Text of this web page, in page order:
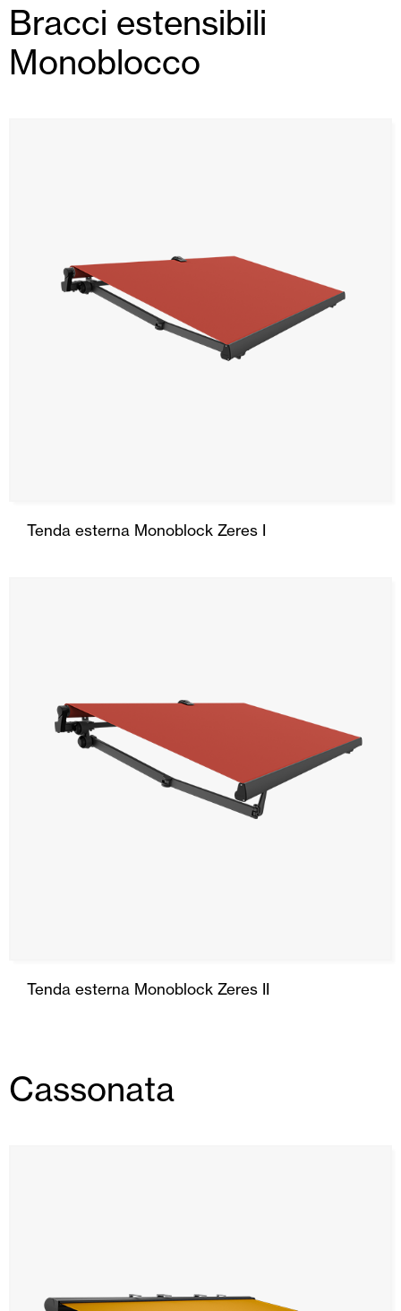
Bracci estensibili
Monoblocco
Tenda esterna Monoblock Zeres I
Tenda esterna Monoblock Zeres II
Cassonata